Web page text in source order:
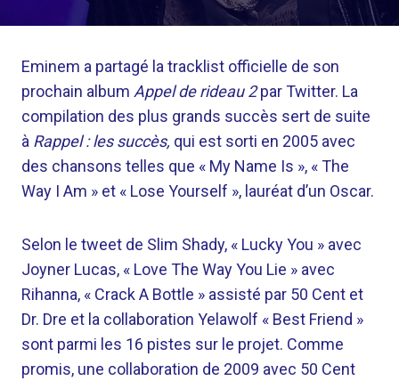
Eminem a partagé la tracklist officielle de son
prochain album Appel de rideau 2par Twitter. La
compilation des plus grands succès sert de suite
à Rappel : les succès, qui est sorti en 2005 avec
des chansons telles que « My Name Is », « The
Way I Am » et « Lose Yourself », lauréat d’un Oscar.
Selon le tweet de Slim Shady, « Lucky You » avec
Joyner Lucas, « Love The Way You Lie » avec
Rihanna, « Crack A Bottle » assisté par 50 Cent et
Dr. Dre et la collaboration Yelawolf « Best Friend »
sont parmi les 16 pistes sur le projet. Comme
promis, une collaboration de 2009 avec 50 Cent